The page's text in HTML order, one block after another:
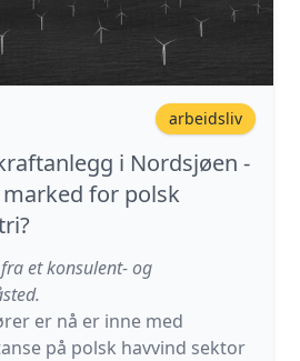
arbeidsliv
i Nordsjøen -
for polsk
fra et konsulent- og
er nå er inne med
på polsk havvind sektor